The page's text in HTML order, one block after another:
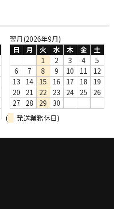
翌月(2026年9月)
日
月 火 水 木 金
土
1
2 3 4
5
6
7 8 9 10 11
12
13
14 15 16 17 18
19
20
21 22 23 24 25
26
27
28 29
30
(
発送業務休日)